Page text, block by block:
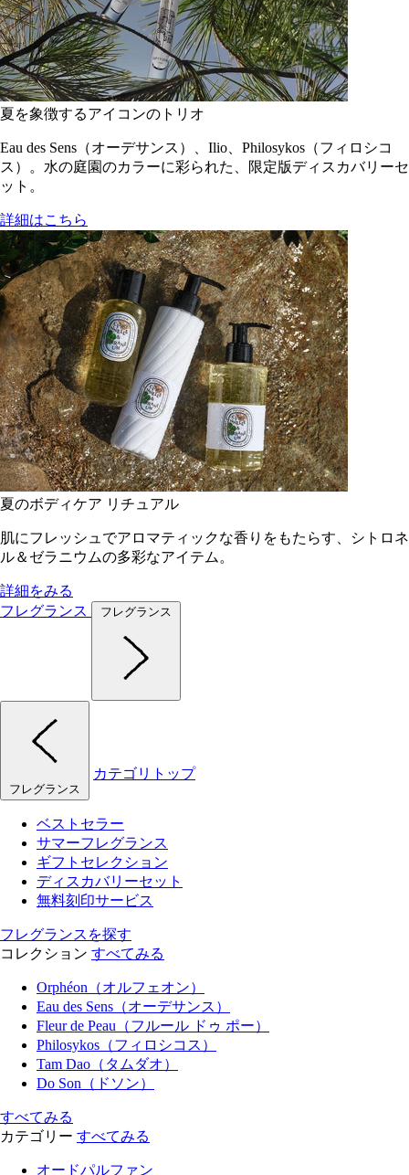
夏を象徴するアイコンのトリオ
Eau des Sens（オーデサンス）、Ilio、Philosykos（フィロシコ
ス）。水の庭園のカラーに彩られた、限定版ディスカバリーセ
ット。
詳細はこちら
夏のボディケア リチュアル
肌にフレッシュでアロマティックな香りをもたらす、シトロネ
ル＆ゼラニウムの多彩なアイテム。
詳細をみる
フレグランス
フレグランス
フレグランス
カテゴリトップ
ベストセラー
サマーフレグランス
ギフトセレクション
ディスカバリーセット
無料刻印サービス
フレグランスを探す
コレクション すべてみる
Orphéon（オルフェオン）
Eau des Sens（オーデサンス）
Fleur de Peau（フルール ドゥ ポー）
Philosykos（フィロシコス）
Tam Dao（タムダオ）
Do Son（ドソン）
すべてみる
カテゴリー すべてみる
オードパルファン